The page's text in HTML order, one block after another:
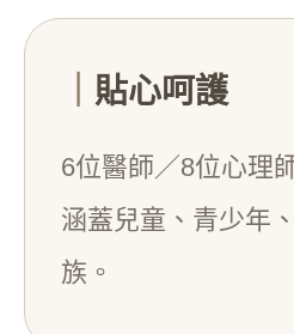
貼心呵護
6位醫師／8位心理
涵蓋兒童、青少年
族。